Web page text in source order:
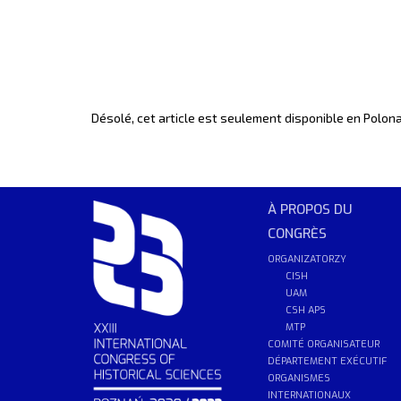
Désolé, cet article est seulement disponible en
À PROPOS DU
CONGRÈS
ORGANIZATORZY
CISH
UAM
CSH APS
MTP
COMITÉ ORGANISATEUR
DÉPARTEMENT EXÉCUTIF
ORGANISMES
INTERNATIONAUX